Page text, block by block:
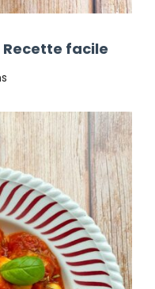
Recette facile